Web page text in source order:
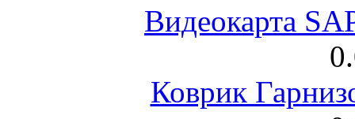
Видеокарта
Коврик